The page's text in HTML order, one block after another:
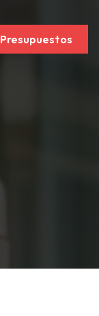
Presupuestos